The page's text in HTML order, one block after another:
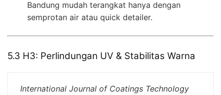
Bandung mudah terangkat hanya dengan
semprotan air atau quick detailer.
5.3 H3: Perlindungan UV & Stabilitas Warna
International Journal of Coatings Technology